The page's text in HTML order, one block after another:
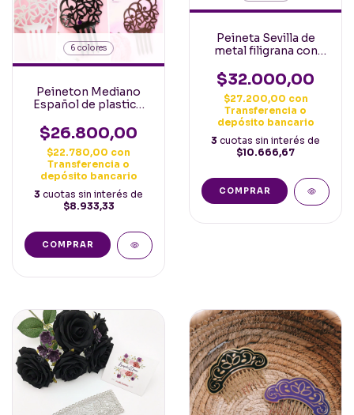
6 colores
Peineton Mediano
Español de plastico
$26.800,00
$22.780,00 con
Transferencia o
depósito bancario
3 cuotas sin interés de
$8.933,33
COMPRAR
Peineta Sevilla de
metal filigrana con
cuentas color
Española
$32.000,00
$27.200,00 con
Transferencia o
depósito bancario
3 cuotas sin interés de
$10.666,67
COMPRAR